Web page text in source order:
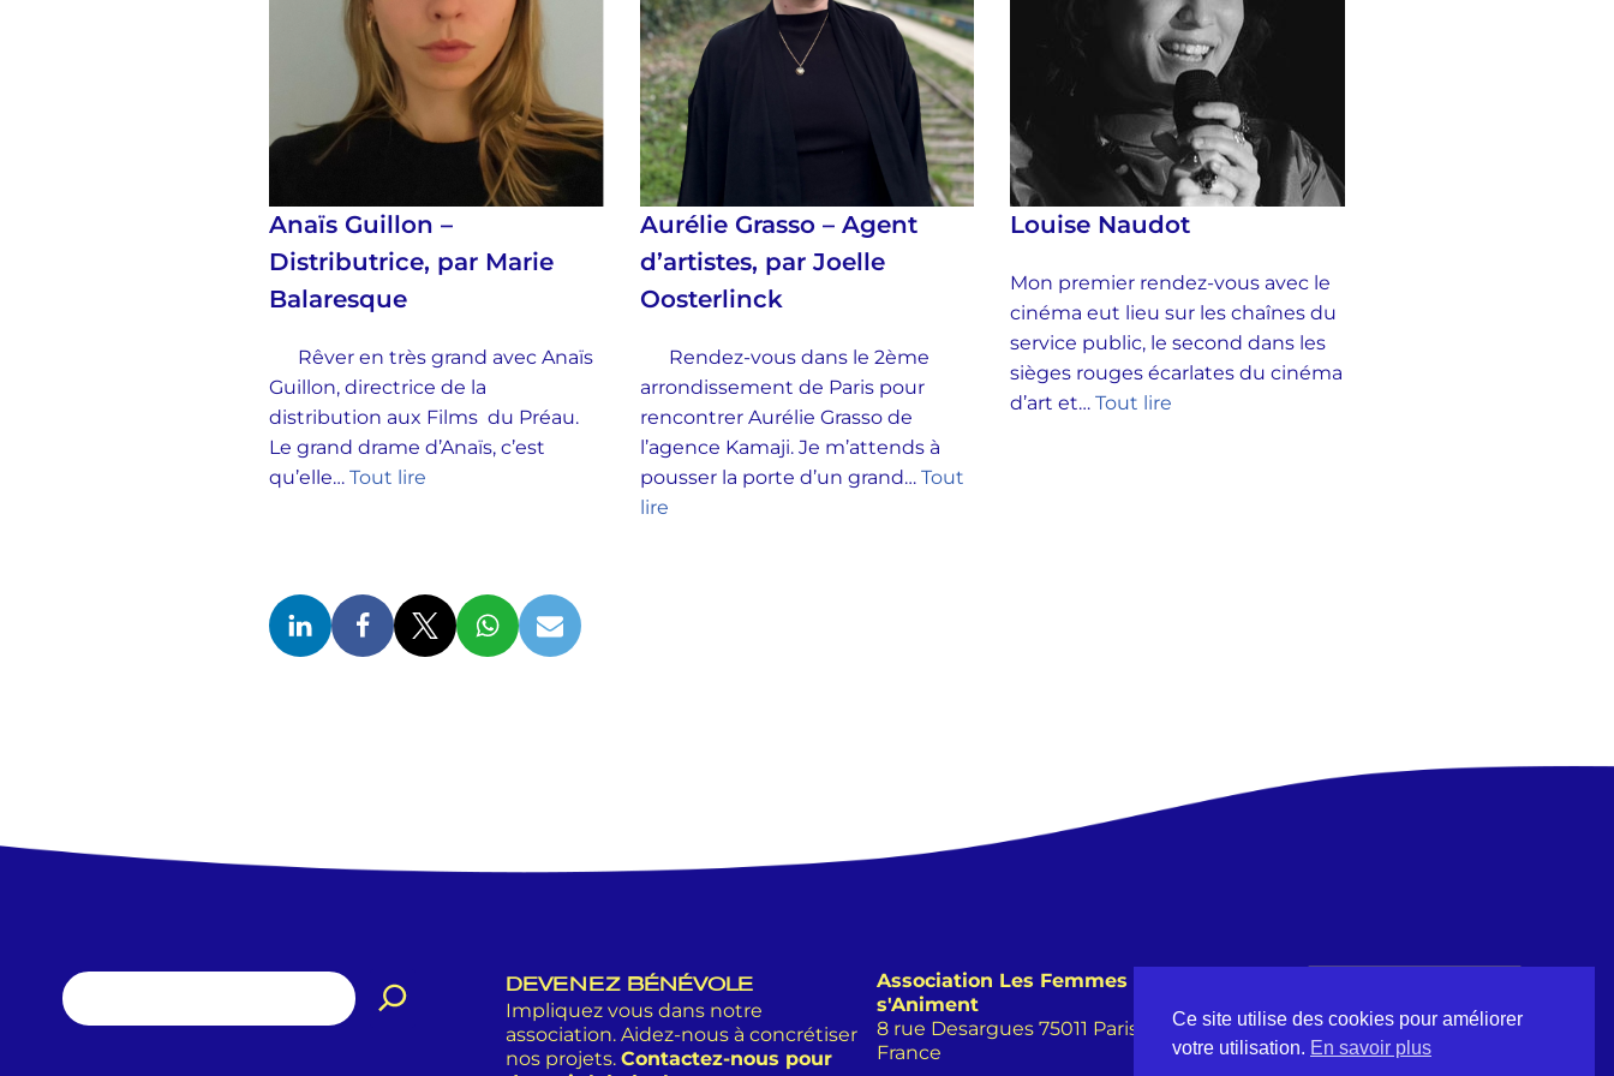
Anaïs Guillon –
Distributrice, par Marie
Balaresque
Rêver en très grand avec Anaïs
Guillon, directrice de la
distribution aux Films du Préau.
Le grand drame d’Anaïs, c’est
qu’elle… Tout lire
Aurélie Grasso – Agent
d’artistes, par Joelle
Oosterlinck
Rendez-vous dans le 2ème
arrondissement de Paris pour
rencontrer Aurélie Grasso de
l’agence Kamaji. Je m’attends à
pousser la porte d’un grand… Tout
lire
Louise Naudot
Mon premier rendez-vous avec le
cinéma eut lieu sur les chaînes du
service public, le second dans les
sièges rouges écarlates du cinéma
d’art et…Tout lire
DEVENEZ BÉNÉVOLE
Impliquez vous dans notre
association. Aidez-nous à concrétiser
nos projets. Contactez-nous pour
Association Les Femmes
s'Animent
8 rue Desargues 75011 Paris -
France
Ce site utilise des cookies pour améliorer
votre utilisation. En savoir plus